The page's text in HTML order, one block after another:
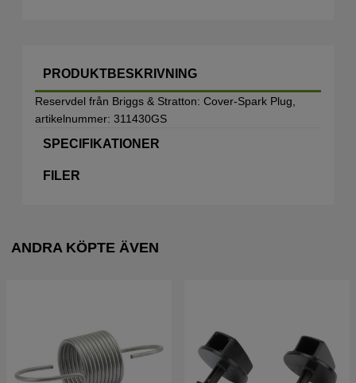
PRODUKTBESKRIVNING
Reservdel från Briggs & Stratton: Cover-Spark Plug,
artikelnummer: 311430GS
SPECIFIKATIONER
FILER
ANDRA KÖPTE ÄVEN